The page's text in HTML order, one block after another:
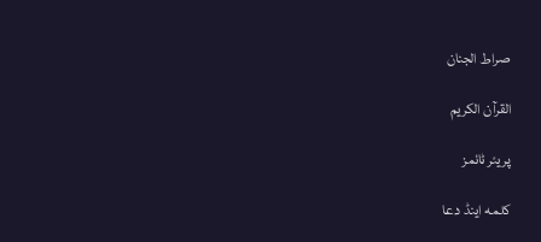
صراط الجنان
القرآن الکریم
پریئر ٹائمز
کلمہ اینڈ دعا